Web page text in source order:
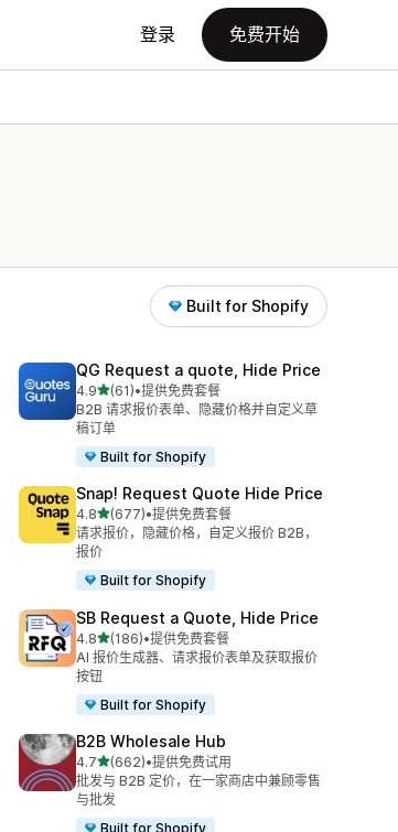
登录 免费开始
Built for Shopify
QG Request a quote, Hide Price
4.9星（满分 5 星）
(61)
总共 61 条评论
•提供免费套餐
B2B 请求报价表单、隐藏价格并自定义草
稿订单
Built for Shopify
Snap! Request Quote Hide Price
4.8星（满分 5 星）
(677)
总共 677 条评论
•提供免费套餐
请求报价，隐藏价格，自定义报价 B2B，
报价
Built for Shopify
SB Request a Quote, Hide Price
4.8星（满分 5 星）
(186)
总共 186 条评论
•提供免费套餐
AI 报价生成器、请求报价表单及获取报价
按钮
Built for Shopify
B2B Wholesale Hub
4.7星（满分 5 星）
(662)
总共 662 条评论
•提供免费试用
批发与 B2B 定价，在一家商店中兼顾零售
与批发
Built for Shopify